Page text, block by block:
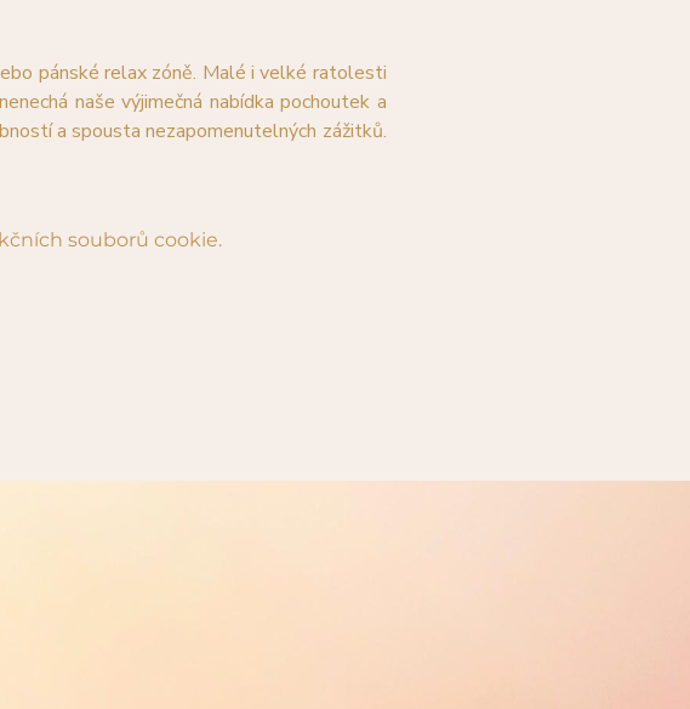
pánské relax zóně. Malé i velké ratolesti
naše výjimečná nabídka pochoutek a
a spousta nezapomenutelných zážitků.
souborů cookie.